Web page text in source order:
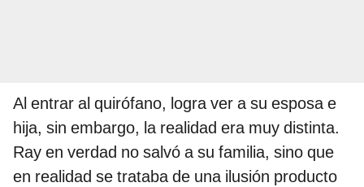
Al entrar al quirófano, logra ver a su esposa e
hija, sin embargo, la realidad era muy distinta.
Ray en verdad no salvó a su familia, sino que
en realidad se trataba de una ilusión producto